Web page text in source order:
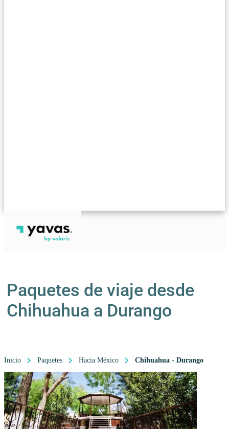
Paquetes de viaje desde
Chihuahua a Durango
Inicio Paquetes Hacia México Chihuahua - Durango